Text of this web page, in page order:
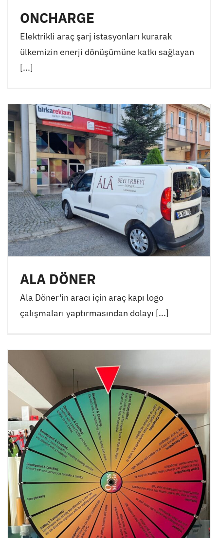
ONCHARGE
Elektrikli araç şarj istasyonları kurarak
ülkemizin enerji dönüşümüne katkı sağlayan
[...]
ALA DÖNER
Ala Döner'in aracı için araç kapı logo
çalışmaları yaptırmasından dolayı [...]